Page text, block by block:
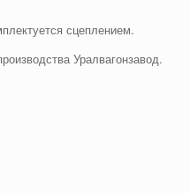
сцеплением.
Уралвагонзавод.